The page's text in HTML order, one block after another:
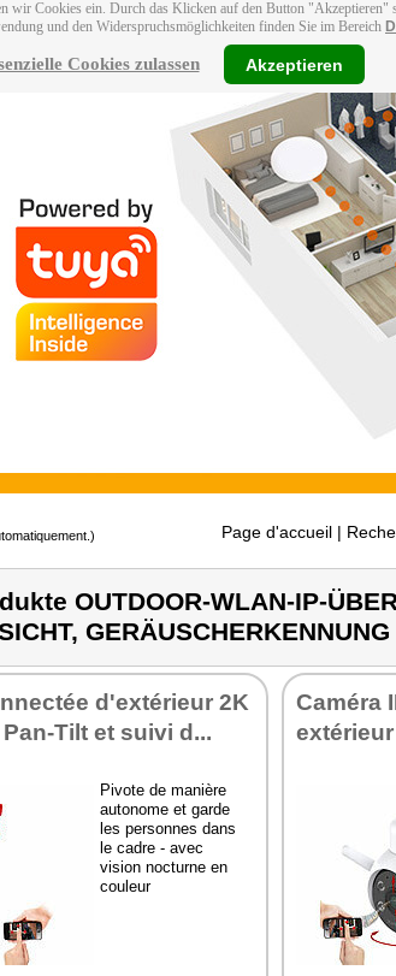
wir Cookies ein. Durch das Klicken auf den Button
und den Widerspruchsmöglichkeiten finden Sie im Bereich
Cookies zulassen Akzeptieren
Page d'accueil |
OUTDOOR-WLAN-IP-
d'extérieur 2K
Tilt et suivi d...
Pivote de manière
autonome et garde
les personnes dans
le cadre - avec
vision nocturne en
couleur
Caméra
extérieur